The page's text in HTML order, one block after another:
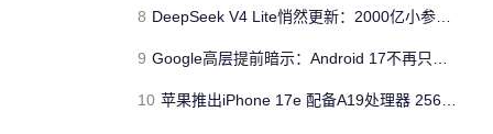
8 DeepSeek V4 Lite悄然更新：2000亿小参数性能逼近美国顶流
9 Google高层提前暗示：Android 17不再只是操作系统
10 苹果推出iPhone 17e 配备A19处理器 256GB容量起步 刘海屏依旧